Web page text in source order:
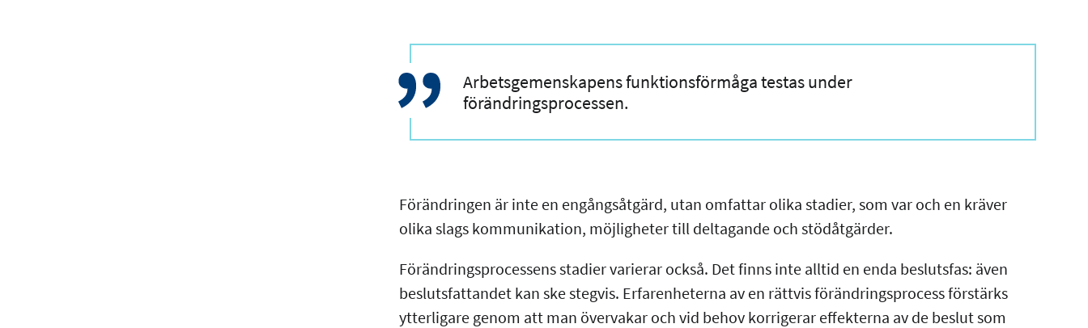
Arbetsgemenskapens funktionsförmåga testas under
förändringsprocessen.
Förändringen är inte en engångsåtgärd, utan omfattar olika stadier, som var och en kräver
olika slags kommunikation, möjligheter till deltagande och stödåtgärder.
Förändringsprocessens stadier varierar också. Det finns inte alltid en enda beslutsfas: även
beslutsfattandet kan ske stegvis. Erfarenheterna av en rättvis förändringsprocess förstärks
ytterligare genom att man övervakar och vid behov korrigerar effekterna av de beslut som